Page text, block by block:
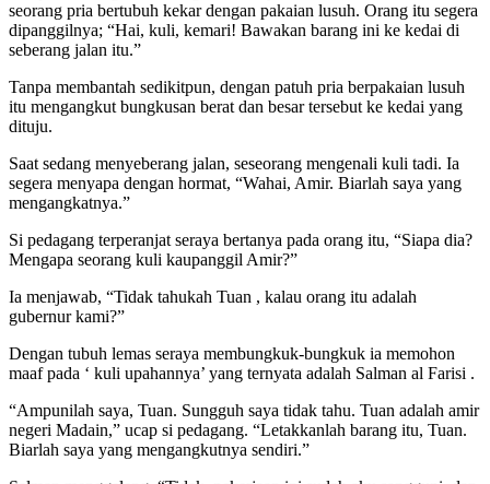
seorang pria bertubuh kekar dengan pakaian lusuh. Orang itu segera
dipanggilnya; “Hai, kuli, kemari! Bawakan barang ini ke kedai di
seberang jalan itu.”
Tanpa membantah sedikitpun, dengan patuh pria berpakaian lusuh
itu mengangkut bungkusan berat dan besar tersebut ke kedai yang
dituju.
Saat sedang menyeberang jalan, seseorang mengenali kuli tadi. Ia
segera menyapa dengan hormat, “Wahai, Amir. Biarlah saya yang
mengangkatnya.”
Si pedagang terperanjat seraya bertanya pada orang itu, “Siapa dia?
Mengapa seorang kuli kaupanggil Amir?”
Ia menjawab, “Tidak tahukah Tuan , kalau orang itu adalah
gubernur kami?”
Dengan tubuh lemas seraya membungkuk-bungkuk ia memohon
maaf pada ‘ kuli upahannya’ yang ternyata adalah Salman al Farisi .
“Ampunilah saya, Tuan. Sungguh saya tidak tahu. Tuan adalah amir
negeri Madain,” ucap si pedagang. “Letakkanlah barang itu, Tuan.
Biarlah saya yang mengangkutnya sendiri.”